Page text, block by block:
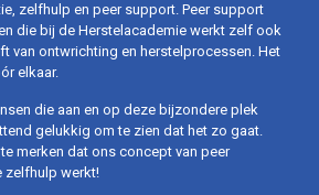
zelfhulp en peer support. Peer support
die bij de Herstelacademie werkt zelf ook
van ontwrichting en herstelprocessen. Het
elkaar.
die aan en op deze bijzondere plek
gelukkig om te zien dat het zo gaat.
merken dat ons concept van peer
zelfhulp werkt!